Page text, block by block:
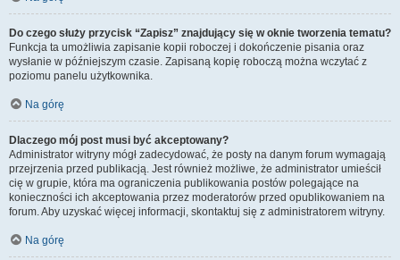
Do czego służy przycisk “Zapisz” znajdujący się w oknie tworzenia tematu?
Funkcja ta umożliwia zapisanie kopii roboczej i dokończenie pisania oraz
wysłanie w późniejszym czasie. Zapisaną kopię roboczą można wczytać z
poziomu panelu użytkownika.
Na górę
Dlaczego mój post musi być akceptowany?
Administrator witryny mógł zadecydować, że posty na danym forum wymagają
przejrzenia przed publikacją. Jest również możliwe, że administrator umieścił
cię w grupie, która ma ograniczenia publikowania postów polegające na
konieczności ich akceptowania przez moderatorów przed opublikowaniem na
forum. Aby uzyskać więcej informacji, skontaktuj się z administratorem witryny.
Na górę